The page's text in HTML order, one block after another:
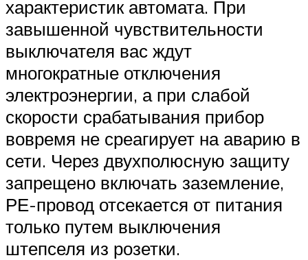
характеристик автомата. При
завышенной чувствительности
выключателя вас ждут
многократные отключения
электроэнергии, а при слабой
скорости срабатывания прибор
вовремя не среагирует на аварию в
сети. Через двухполюсную защиту
запрещено включать заземление,
РЕ-провод отсекается от питания
только путем выключения
штепселя из розетки.